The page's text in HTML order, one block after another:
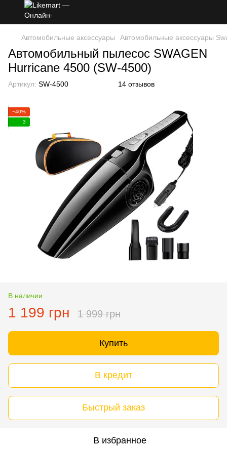
Автомобильные аксессуары Автомобильные аксессуары
Автомобильный пылесос SWAGEN
Hurricane 4500 (SW-4500)
Артикул: SW-4500 14 отзывов
−40%
3
В наличии
1 199 грн 1 999 грн
Купить
В кредит
Быстрый заказ
В избранное